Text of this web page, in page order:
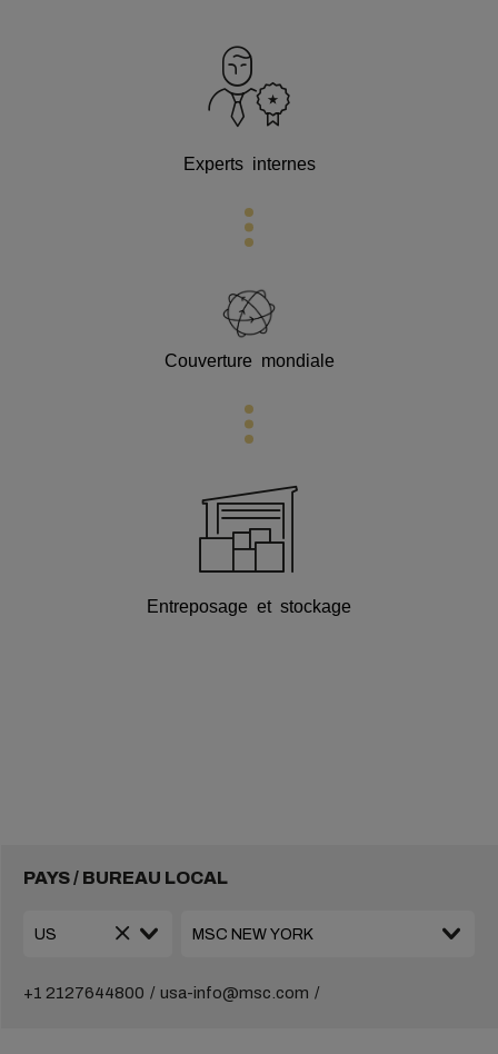
Experts internes
Couverture mondiale
Entreposage et stockage
PAYS / BUREAU LOCAL
+1 2127644800 usa-info@msc.com